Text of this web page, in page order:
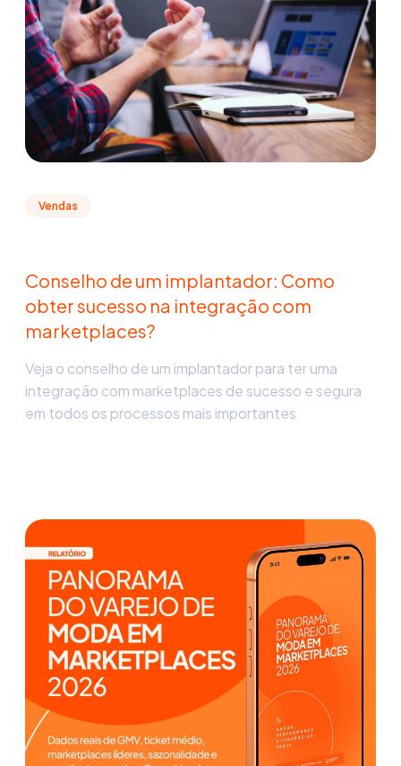
Vendas
Conselho de um implantador: Como
obter sucesso na integração com
marketplaces?
Veja o conselho de um implantador para ter uma
integração com marketplaces de sucesso e segura
em todos os processos mais importantes